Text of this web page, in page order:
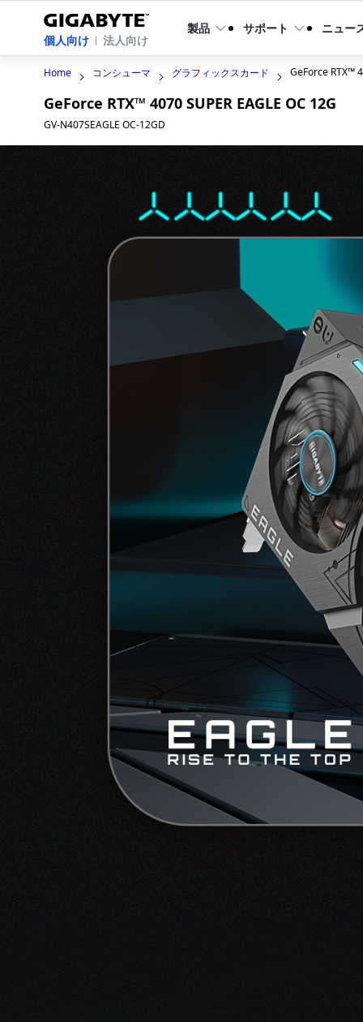
個人向け 法人向け
製品 サポート ニュー
Home コンシューマ グラフィックスカード GeForce RTX™
GeForce RTX™ 4070 SUPER EAGLE OC 12G
GV-N407SEAGLE OC-12GD